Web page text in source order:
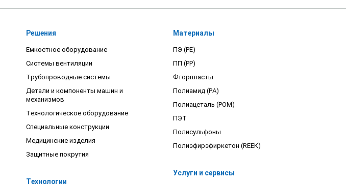
Решения
Емкостное оборудование
Системы вентиляции
Трубопроводные системы
Детали и компоненты машин и
механизмов
Технологическое оборудование
Специальные конструкции
Медицинские изделия
Защитные покрутия
Технологии
Материалы
ПЭ (PE)
ПП (PP)
Фторпласты
Полиамид (PA)
Полиацеталь (POM)
ПЭТ
Полисульфоны
Полиэфирэфиркетон (REEK)
Услуги и сервисы